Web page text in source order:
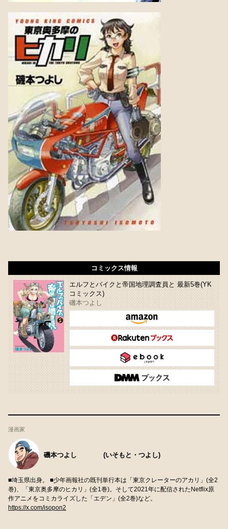
コミックス情報
エルフとバイクと帝国地理調査員と 最新5巻(YK
コミックス)
磯本つよし
漫画家
磯本つよし (いそもと・つよし)
■埼玉県出身。 ■少年画報社の既刊単行本は「東京クレーターのアカリ」(全2
巻)、「東京奥多摩のヒカリ」(全1巻)。そして2021年に配信されたNetflix原
作アニメをコミカライズした「エデン」(全2巻)など。
https://x.com/isopon2